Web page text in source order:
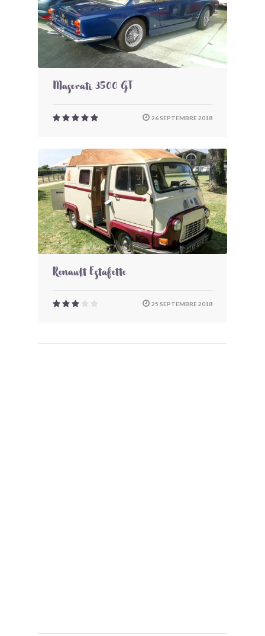
Maserati 3500 GT
26 SEPTEMBRE 2018
Renault Estafette
25 SEPTEMBRE 2018